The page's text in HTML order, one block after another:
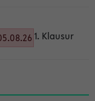
1. Klausur